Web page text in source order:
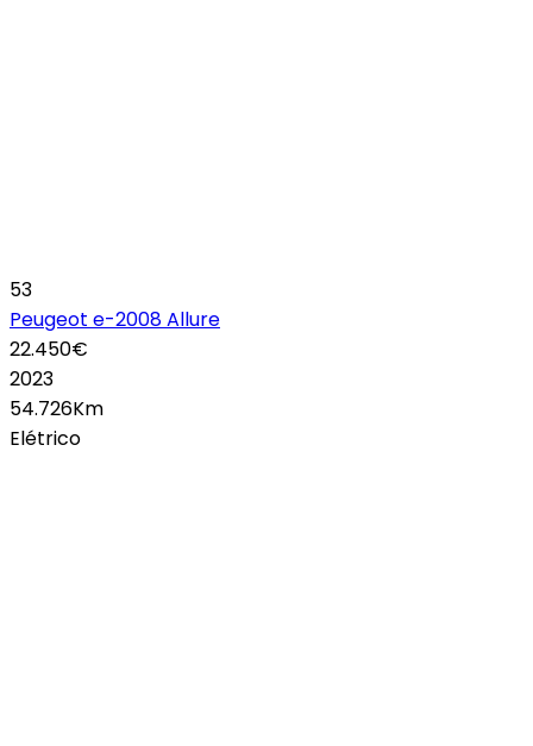
53
Peugeot e-2008 Allure
22.450€
2023
54.726Km
Elétrico